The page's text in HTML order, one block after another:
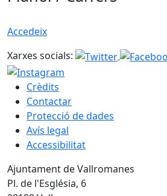
Accedeix
Xarxes socials:
Crèdits
Contactar
Protecció de dades
Avís legal
Accessibilitat
Ajuntament de Vallromanes
Pl. de l'Església, 6